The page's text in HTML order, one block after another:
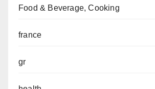
Food & Beverage, Cooking
france
gr